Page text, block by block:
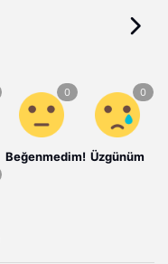
Beğenmedim! Üzgünüm